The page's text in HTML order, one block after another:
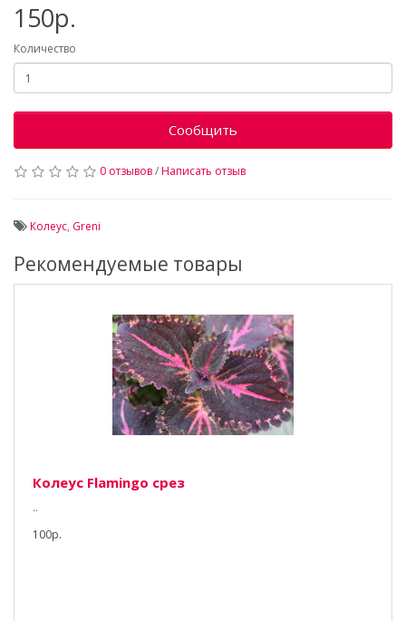
150р.
Количество
Сообщить
0 отзывов/Написать отзыв
Колеус, Greni
Рекомендуемые товары
Колеус Flamingo срез
..
100р.